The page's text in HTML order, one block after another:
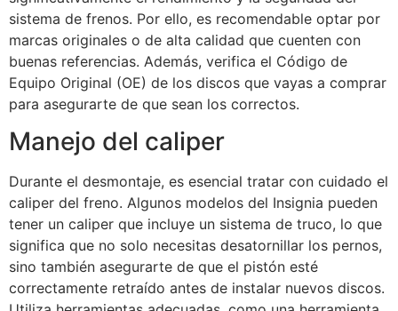
sistema de frenos. Por ello, es recomendable optar por
marcas originales o de alta calidad que cuenten con
buenas referencias. Además, verifica el Código de
Equipo Original (OE) de los discos que vayas a comprar
para asegurarte de que sean los correctos.
Manejo del caliper
Durante el desmontaje, es esencial tratar con cuidado el
caliper del freno. Algunos modelos del Insignia pueden
tener un caliper que incluye un sistema de truco, lo que
significa que no solo necesitas desatornillar los pernos,
sino también asegurarte de que el pistón esté
correctamente retraído antes de instalar nuevos discos.